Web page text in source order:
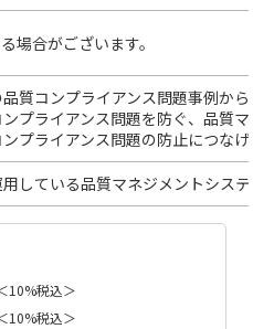
場合がございます。
品質コンプライアンス問題事例か
ンプライアンス問題を防ぐ、品質
ンプライアンス問題の防止につな
している品質マネジメントシス
10%税込＞
10%税込＞